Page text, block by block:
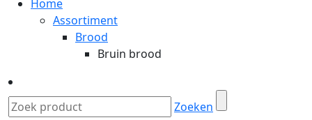
Home
Assortiment
Brood
Bruin brood
Zoeken